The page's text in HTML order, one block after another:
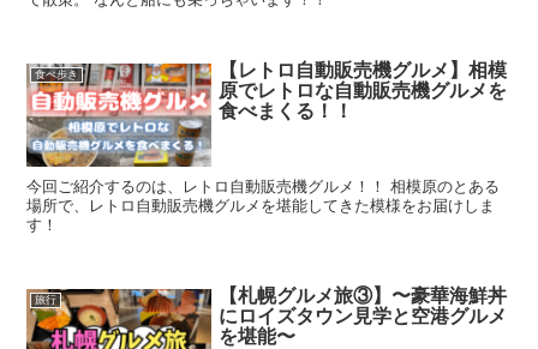
食べ歩き
【レトロ自動販売機グルメ】相模
原でレトロな自動販売機グルメを
食べまくる！！
今回ご紹介するのは、レトロ自動販売機グルメ！！ 相模原のとある
場所で、レトロ自動販売機グルメを堪能してきた模様をお届けしま
す！
旅行
【札幌グルメ旅③】〜豪華海鮮丼
にロイズタウン見学と空港グルメ
を堪能〜